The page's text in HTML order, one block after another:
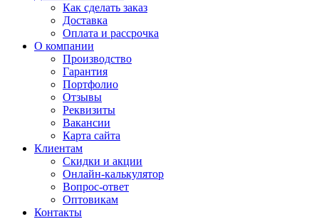
Как сделать заказ
Доставка
Оплата и рассрочка
О компании
Производство
Гарантия
Портфолио
Отзывы
Реквизиты
Вакансии
Карта сайта
Клиентам
Скидки и акции
Онлайн-калькулятор
Вопрос-ответ
Оптовикам
Контакты